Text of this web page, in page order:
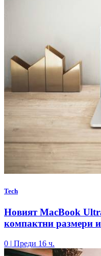
Tech
Новият MacBook
компактни размери и
0 | Преди 16 ч.